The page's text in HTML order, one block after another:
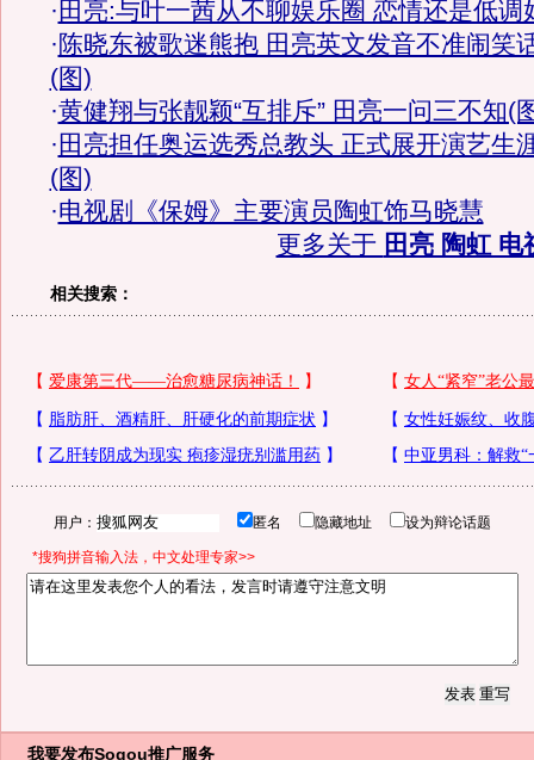
· 田亮:与叶一茜从不聊娱乐圈 恋情还是低调
·陈晓东被歌迷熊抱 田亮英文发音不准闹笑
(图)
·黄健翔与张靓颖“互排斥” 田亮一问三不知(
· 田亮担任奥运选秀总教头 正式展开演艺生
(图)
·电视剧《保姆》主要演员陶虹饰马晓慧
更多关于 田亮 陶虹 电
相关搜索：
用户： 匿名 隐藏地址 设为辩论话题
*搜狗拼音输入法，中文处理专家>>
我要发布Sogou推广服务